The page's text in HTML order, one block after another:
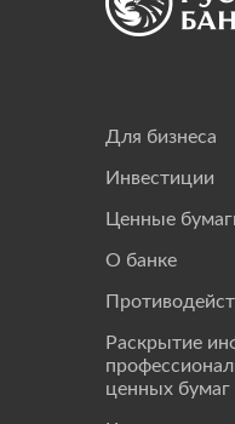
Для бизнеса
Инвестиции
Ценные
О банке
Раскрытие
ценных бумаг